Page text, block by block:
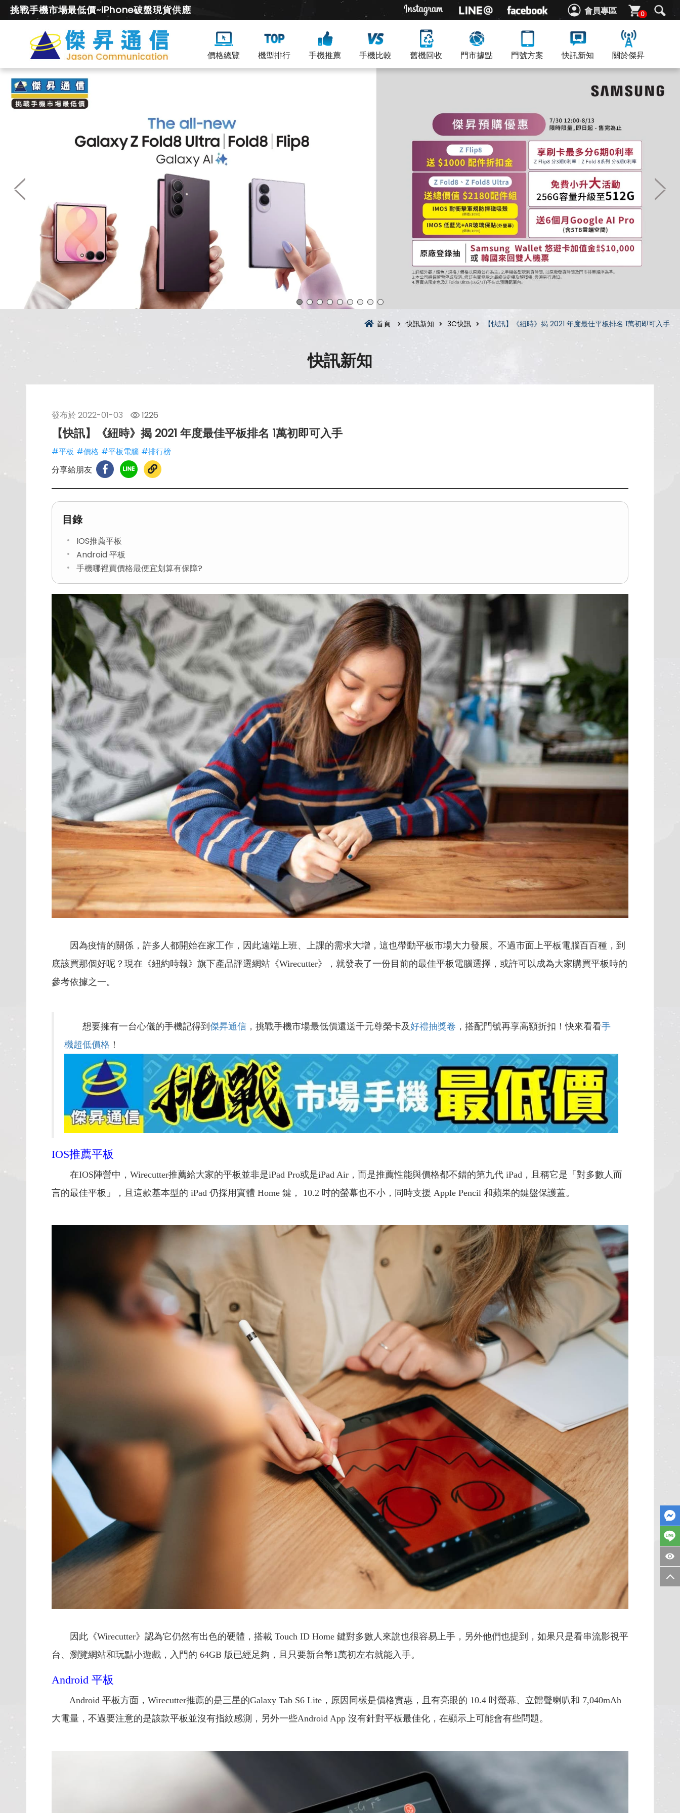
會員專區 0
挑戰手機市場最低價~iPhone破盤現貨供應
價格總覽 機型排行 手機推薦 手機比較 舊機回收 門市據點 門號方案 快訊新知 關於傑昇
首頁 快訊新知 3C快訊 【快訊】《紐時》揭 2021 年度最佳平板排名 1萬初即可入手
快訊新知
發布於 2022-01-03 1226
【快訊】《紐時》揭 2021 年度最佳平板排名 1萬初即可入手
#平板 #價格 #平板電腦 #排行榜
分享給朋友
目錄
IOS推薦平板
Android 平板
手機哪裡買價格最便宜划算有保障?
因為疫情的關係，許多人都開始在家工作，因此遠端上班、上課的需求大增，這也帶動平板市場大力發展。不過市面上平板電腦百百種，到
底該買那個好呢？現在《紐約時報》旗下產品評選網站《Wirecutter》，就發表了一份目前的最佳平板電腦選擇，或許可以成為大家購買平板時的
參考依據之一。
想要擁有一台心儀的手機記得到 傑昇通信 ，挑戰手機市場最低價還送千元尊榮卡及好禮抽獎卷 ，搭配門號再享高額折扣！快來看看手
機超低價格 ！
IOS推薦平板
在IOS陣營中，Wirecutter推薦給大家的平板並非是iPad Pro或是iPad Air，而是推薦性能與價格都不錯的第九代 iPad，且稱它是「對多數人而
言的最佳平板」，且這款基本型的 iPad 仍採用實體 Home 鍵， 10.2 吋的螢幕也不小，同時支援 Apple Pencil 和蘋果的鍵盤保護蓋。
因此《Wirecutter》認為它仍然有出色的硬體，搭載 Touch ID Home 鍵對多數人來說也很容易上手，另外他們也提到，如果只是看串流影視平
台、瀏覽網站和玩點小遊戲，入門的 64GB 版已經足夠，且只要新台幣1萬初左右就能入手。
Android 平板
Android 平板方面，Wirecutter推薦的是三星的Galaxy Tab S6 Lite，原因同樣是價格實惠，且有亮眼的 10.4 吋螢幕、立體聲喇叭和 7,040mAh
大電量，不過要注意的是該款平板並沒有指紋感測，另外一些Android App 沒有針對平板最佳化，在顯示上可能會有些問題。